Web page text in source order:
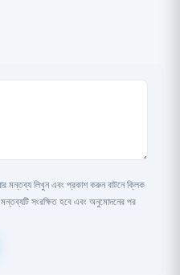
মন্তব্য লিখুন এবং প্রকাশ করুন বাটনে ক্লিক
সংরক্ষিত হবে এবং অনুমোদনের পর